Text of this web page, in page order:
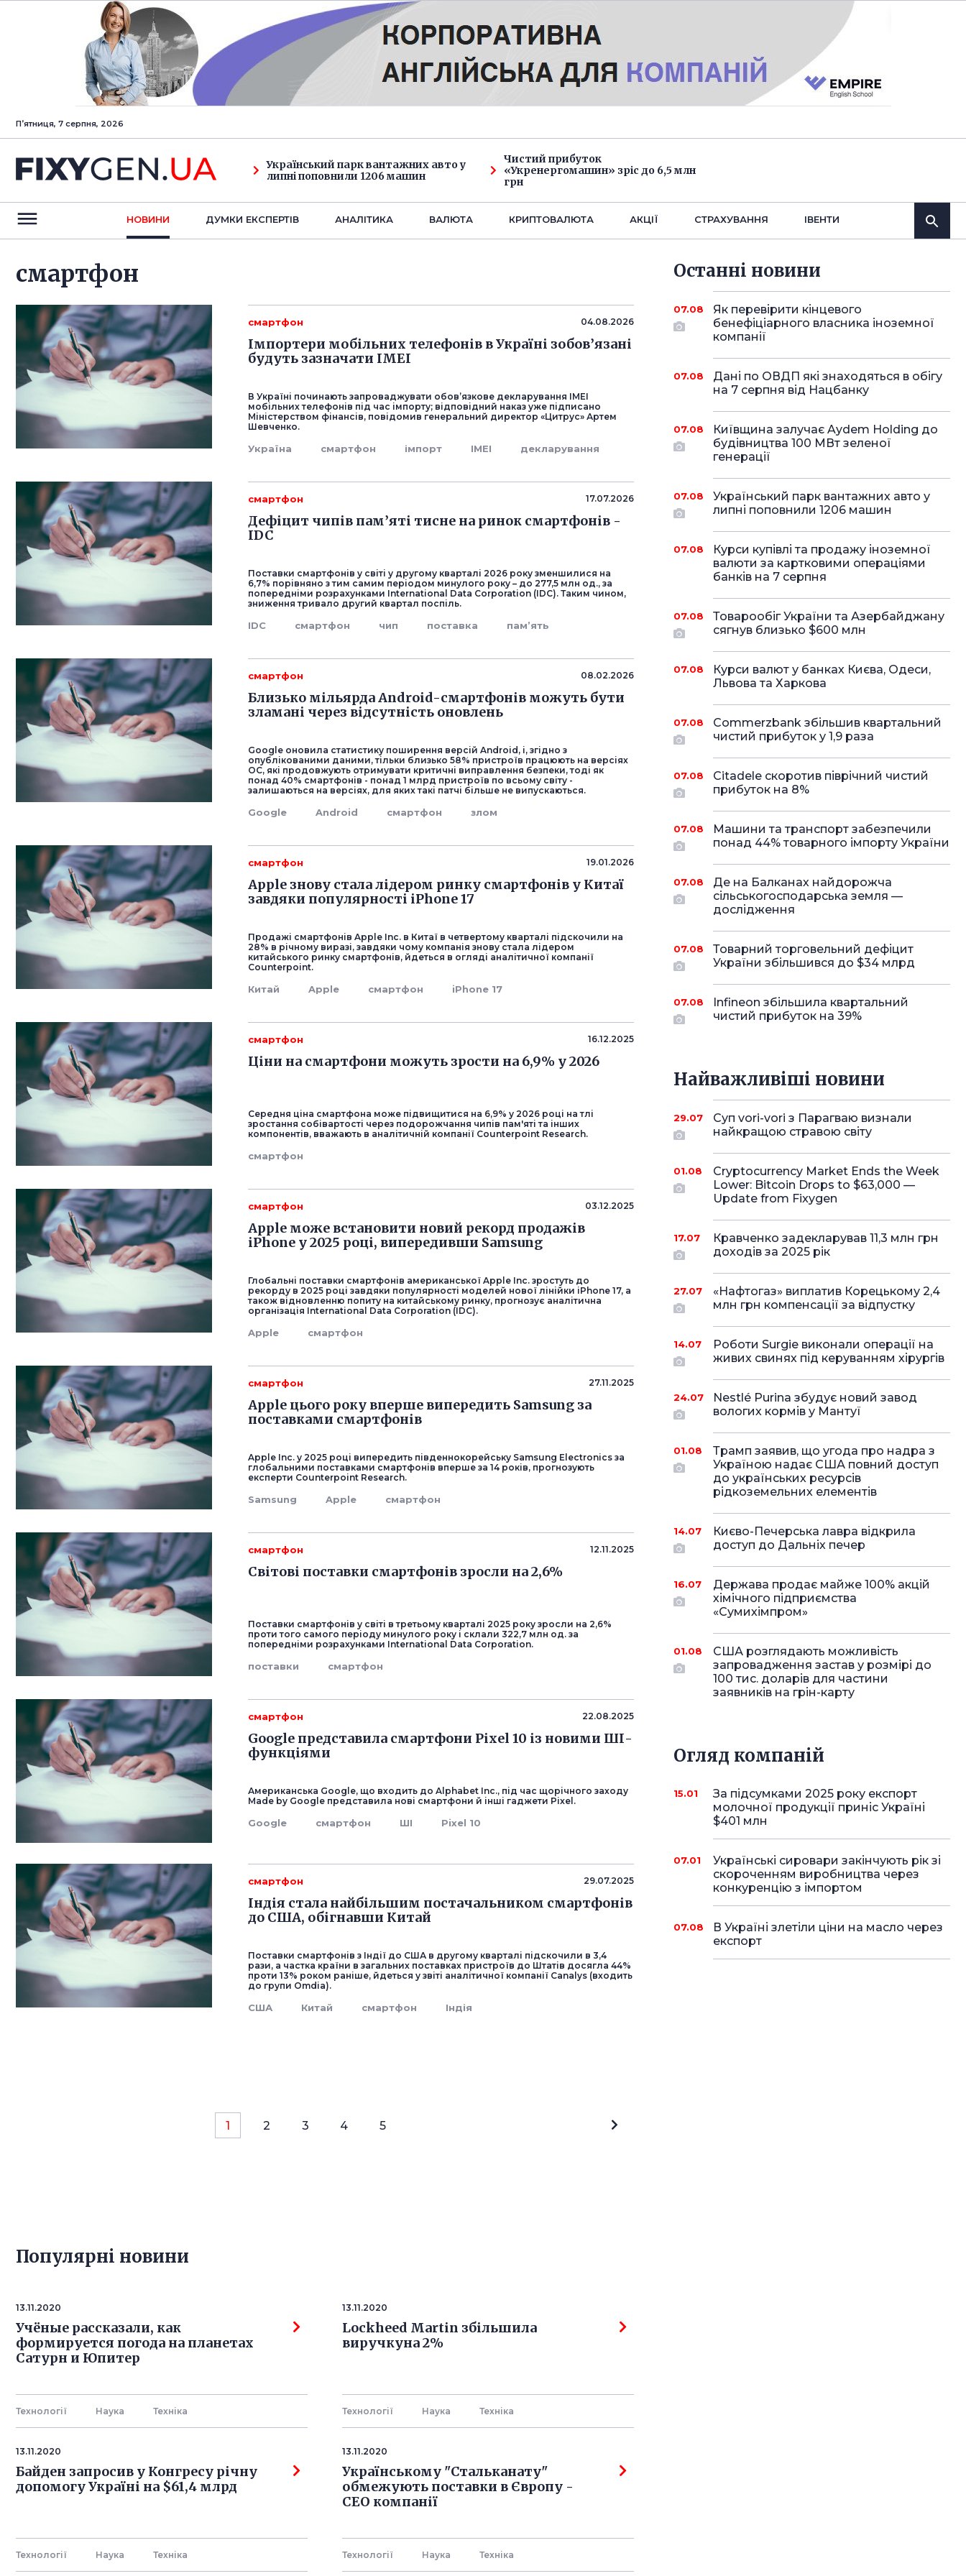
Пʼятниця, 7 серпня, 2026
Український парк вантажних авто у
липні поповнили 1206 машин
Чистий прибуток
«Укренергомашин» зріс до 6,5 млн
грн
НОВИНИ ДУМКИ ЕКСПЕРТIВ АНАЛIТИКА ВАЛЮТА КРИПТОВАЛЮТА АКЦІЇ СТРАХУВАННЯ IВЕНТИ
смартфон
смартфон 04.08.2026
Імпортери мобільних телефонів в Україні зобов’язані
будуть зазначати IMEI
В Україні починають запроваджувати обов’язкове декларування IMEI
мобільних телефонів під час імпорту; відповідний наказ уже підписано
Міністерством фінансів, повідомив генеральний директор «Цитрус» Артем
Шевченко.
Україна смартфон імпорт IMEI декларування
смартфон 17.07.2026
Дефіцит чипів пам’яті тисне на ринок смартфонів -
IDC
Поставки смартфонів у світі у другому кварталі 2026 року зменшилися на
6,7% порівняно з тим самим періодом минулого року – до 277,5 млн од., за
попередніми розрахунками International Data Corporation (IDC). Таким чином,
зниження тривало другий квартал поспіль.
IDC смартфон чип поставка пам’ять
смартфон 08.02.2026
Близько мільярда Android-смартфонів можуть бути
зламані через відсутність оновлень
Google оновила статистику поширення версій Android, і, згідно з
опублікованими даними, тільки близько 58% пристроїв працюють на версіях
ОС, які продовжують отримувати критичні виправлення безпеки, тоді як
понад 40% смартфонів - понад 1 млрд пристроїв по всьому світу -
залишаються на версіях, для яких такі патчі більше не випускаються.
Google Android смартфон злом
смартфон 19.01.2026
Apple знову стала лідером ринку смартфонів у Китаї
завдяки популярності iPhone 17
Продажі смартфонів Apple Inc. в Китаї в четвертому кварталі підскочили на
28% в річному виразі, завдяки чому компанія знову стала лідером
китайського ринку смартфонів, йдеться в огляді аналітичної компанії
Counterpoint.
Китай Apple смартфон iPhone 17
смартфон 16.12.2025
Ціни на смартфони можуть зрости на 6,9% у 2026
Середня ціна смартфона може підвищитися на 6,9% у 2026 році на тлі
зростання собівартості через подорожчання чипів пам'яті та інших
компонентів, вважають в аналітичній компанії Counterpoint Research.
смартфон
смартфон 03.12.2025
Apple може встановити новий рекорд продажів
iPhone у 2025 році, випередивши Samsung
Глобальні поставки смартфонів американської Apple Inc. зростуть до
рекорду в 2025 році завдяки популярності моделей нової лінійки iPhone 17, а
також відновленню попиту на китайському ринку, прогнозує аналітична
організація International Data Corporation (IDC).
Apple смартфон
смартфон 27.11.2025
Apple цього року вперше випередить Samsung за
поставками смартфонів
Apple Inc. у 2025 році випередить південнокорейську Samsung Electronics за
глобальними поставками смартфонів вперше за 14 років, прогнозують
експерти Counterpoint Research.
Samsung Apple смартфон
смартфон 12.11.2025
Світові поставки смартфонів зросли на 2,6%
Поставки смартфонів у світі в третьому кварталі 2025 року зросли на 2,6%
проти того самого періоду минулого року і склали 322,7 млн од. за
попередніми розрахунками International Data Corporation.
поставки смартфон
смартфон 22.08.2025
Google представила смартфони Pixel 10 із новими ШІ-
функціями
Американська Google, що входить до Alphabet Inc., під час щорічного заходу
Made by Google представила нові смартфони й інші гаджети Pixel.
Google смартфон ШІ Pixel 10
смартфон 29.07.2025
Індія стала найбільшим постачальником смартфонів
до США, обігнавши Китай
Поставки смартфонів з Індії до США в другому кварталі підскочили в 3,4
рази, а частка країни в загальних поставках пристроїв до Штатів досягла 44%
проти 13% роком раніше, йдеться у звіті аналітичної компанії Canalys (входить
до групи Omdia).
США Китай смартфон Індія
1 2 3 4 5
Популярнi новини
13.11.2020
Учёные рассказали, как
формируется погода на планетах
Сатурн и Юпитер
Технології Наука Технiка
13.11.2020
Lockheed Martin збільшила
виручкуна 2%
Технології Наука Технiка
13.11.2020
Байден запросив у Конгресу річну
допомогу Україні на $61,4 млрд
Технології Наука Технiка
13.11.2020
Українському "Стальканату"
обмежують поставки в Європу -
СЕО компанії
Технології Наука Технiка
Останнi новини
07.08
Як перевірити кінцевого
бенефіціарного власника іноземної
компанії
07.08
Дані по ОВДП які знаходяться в обігу
на 7 серпня від Нацбанку
07.08
Київщина залучає Aydem Holding до
будівництва 100 МВт зеленої
генерації
07.08
Український парк вантажних авто у
липні поповнили 1206 машин
07.08
Курси купівлі та продажу іноземної
валюти за картковими операціями
банків на 7 серпня
07.08
Товарообіг України та Азербайджану
сягнув близько $600 млн
07.08
Курси валют у банках Києва, Одеси,
Львова та Харкова
07.08
Commerzbank збільшив квартальний
чистий прибуток у 1,9 раза
07.08
Citadele скоротив піврічний чистий
прибуток на 8%
07.08
Машини та транспорт забезпечили
понад 44% товарного імпорту України
07.08
Де на Балканах найдорожча
сільськогосподарська земля —
дослідження
07.08
Товарний торговельний дефіцит
України збільшився до $34 млрд
07.08
Infineon збільшила квартальний
чистий прибуток на 39%
Найважливіші новини
29.07
Суп vori-vori з Парагваю визнали
найкращою стравою світу
01.08
Cryptocurrency Market Ends the Week
Lower: Bitcoin Drops to $63,000 —
Update from Fixygen
17.07
Кравченко задекларував 11,3 млн грн
доходів за 2025 рік
27.07
«Нафтогаз» виплатив Корецькому 2,4
млн грн компенсації за відпустку
14.07
Роботи Surgie виконали операції на
живих свинях під керуванням хірургів
24.07
Nestlé Purina збудує новий завод
вологих кормів у Мантуї
01.08
Трамп заявив, що угода про надра з
Україною надає США повний доступ
до українських ресурсів
рідкоземельних елементів
14.07
Києво-Печерська лавра відкрила
доступ до Дальніх печер
16.07
Держава продає майже 100% акцій
хімічного підприємства
«Сумихімпром»
01.08
США розглядають можливість
запровадження застав у розмірі до
100 тис. доларів для частини
заявників на грін-карту
Огляд компаній
15.01
За підсумками 2025 року експорт
молочної продукції приніс Україні
$401 млн
07.01
Українські сировари закінчують рік зі
скороченням виробництва через
конкуренцію з імпортом
07.08
В Україні злетіли ціни на масло через
експорт